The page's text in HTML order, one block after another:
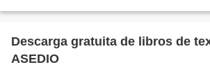
MARCOMBO Año...
Descarga gratuita de libros de
ASEDIO